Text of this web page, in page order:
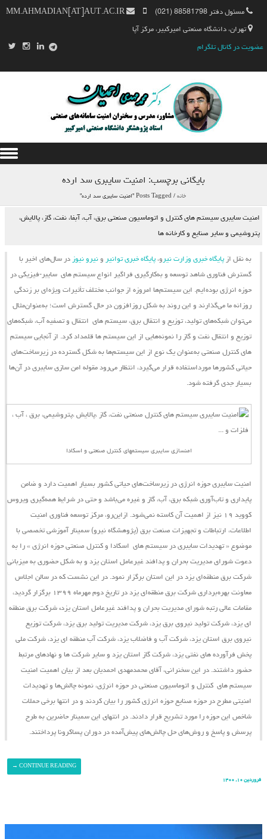
مسئول دفتر 88581798 (021)
تهران، دانشگاه صنعتی امیرکبیر، مرکز آپا
عضویت در کانال تلگرام
بایگانی برچسب: امنیت سایبری سد ارده
خانه/ Posts Tagged "امنیت سایبری سد ارده"
امنیت سایبری سیستم های کنترل و اتوماسیون صنعتی برق، آب، آبفا، نفت، گاز، پالایش،
پتروشیمی و سایر صنایع و کارخانه ها
به نقل از پایگاه خبری وزارت نیر و، پایگاه خبری توانیر و نیرو نیوز در سال‌های اخیر با
گسترش فناوری شاهد توسعه و به‌کارگیری فراگیر انواع سیستم ‌های سایبر-فیزیکی در
حوزه انرژی بوده‌ایم. این سیستم‌ها امروزه از جوانب مختلف تأثیرات ویژه‌ای بر زندگی
روزانه ما می‌گذارند و این روند به شکل روزافزون در حال گسترش است؛ به‌عنوان‌مثال
می‌توان شبکه‌های تولید، توزیع و انتقال برق، سیستم ‌های انتقال و تصفیه آب، شبکه‌های
توزیع و انتقال نفت و گاز را نمونه‌هایی از این سیستم ‌ها قلمداد کرد. از آنجایی سیستم
‌های کنترل صنعتی به‌عنوان یک نوع از این سیستم‌ها به شکل گسترده در زیرساخت‌های
حیاتی کشورها مورداستفاده قرار می‌گیرد، انتظار می‌رود مقوله امن‌‌ سازی سایبری در آن‌ها
بسیار جدی گرفته شود.
امنسازی سایبری سیستمهای کنترل صنعتی و اسکادا
امنیت سایبری حوزه انرژی در زیرساخت‌های حیاتی کشور بسیار اهمیت دارد و ضامن
پایداری و تاب‌آوری شبکه برق، آب، گاز و غیره می‌باشد و حتی در شرایط همه‌گیری ویروس
کووید ۱۹ نیز از اهمیت آن کاسته نمی‌شود.
ازاین‌رو، مرکز توسعه فناوری امنیت
اطلاعات، ارتباطات و تجهیزات صنعت برق (پژوهشگاه نیرو) سمینار آموزشی تخصصی با
موضوع « تهدیدات سایبری در سیستم ‌های اسکادا و کنترل صنعتی حوزه انرژی » را به
دعوت شورای مدیریت بحران و پدافند غیرعامل استان یزد و به شکل حضوری به میزبانی
شرکت برق منطقه‌ای یزد در این استان برگزار نمود. در این نشست که در سالن اجلاس
معاونت بهره‌برداری شرکت برق منطقه‌ای یزد در تاریخ دوم مهرماه ۱۳۹۹ برگزار گردید،
مقامات عالی رتبه شورای مدیریت بحران و پدافند غیرعامل استان یزد، شرکت برق منطقه
ای یزد، شرکت تولید نیروی برق یزد، شرکت مدیریت تولید برق یزد، شرکت توزیع
نیروی برق استان یزد، شرکت آب و فاضلاب یزد، شرکت آب منطقه ای یزد، شرکت ملی
پخش فرآورده های نفتی یزد، شرکت گاز استان یزد و سایر شرکت ها و نهادهای مرتبط
حضور داشتند. در این سخنرانی، آقای محمدمهدی احمدیان بعد از بیان اهمیت امنیت
سیستم ‌های کنترل و اتوماسیون صنعتی در حوزه انرژی، نمونه چالش‌ها و تهدیدات
امنیتی مطرح در حوزه صنایع حوزه انرژی کشور را بیان کردند و در انتها برخی حملات
شاخص این حوزه را مورد تشریح قرار دادند. در انتهای این سمینار حاضرین به طرح
پرسش و پاسخ و روش‌های حل چالش‌های پیش‌آمده در دوران پساکرونا پرداختند.
CONTINUE READING
→
فروردین ۱۰, ۱۴۰۰